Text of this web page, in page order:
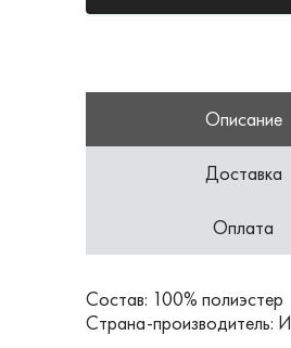
Описание
Доставка
Оплата
Состав: 100% полиэстер
Страна-производитель: